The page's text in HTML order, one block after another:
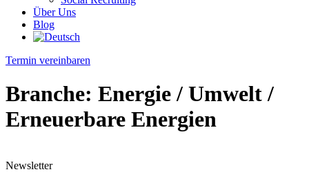
Über Uns
Blog
Termin vereinbaren
Branche: Energie / Umwelt /
Erneuerbare Energien
Newsletter